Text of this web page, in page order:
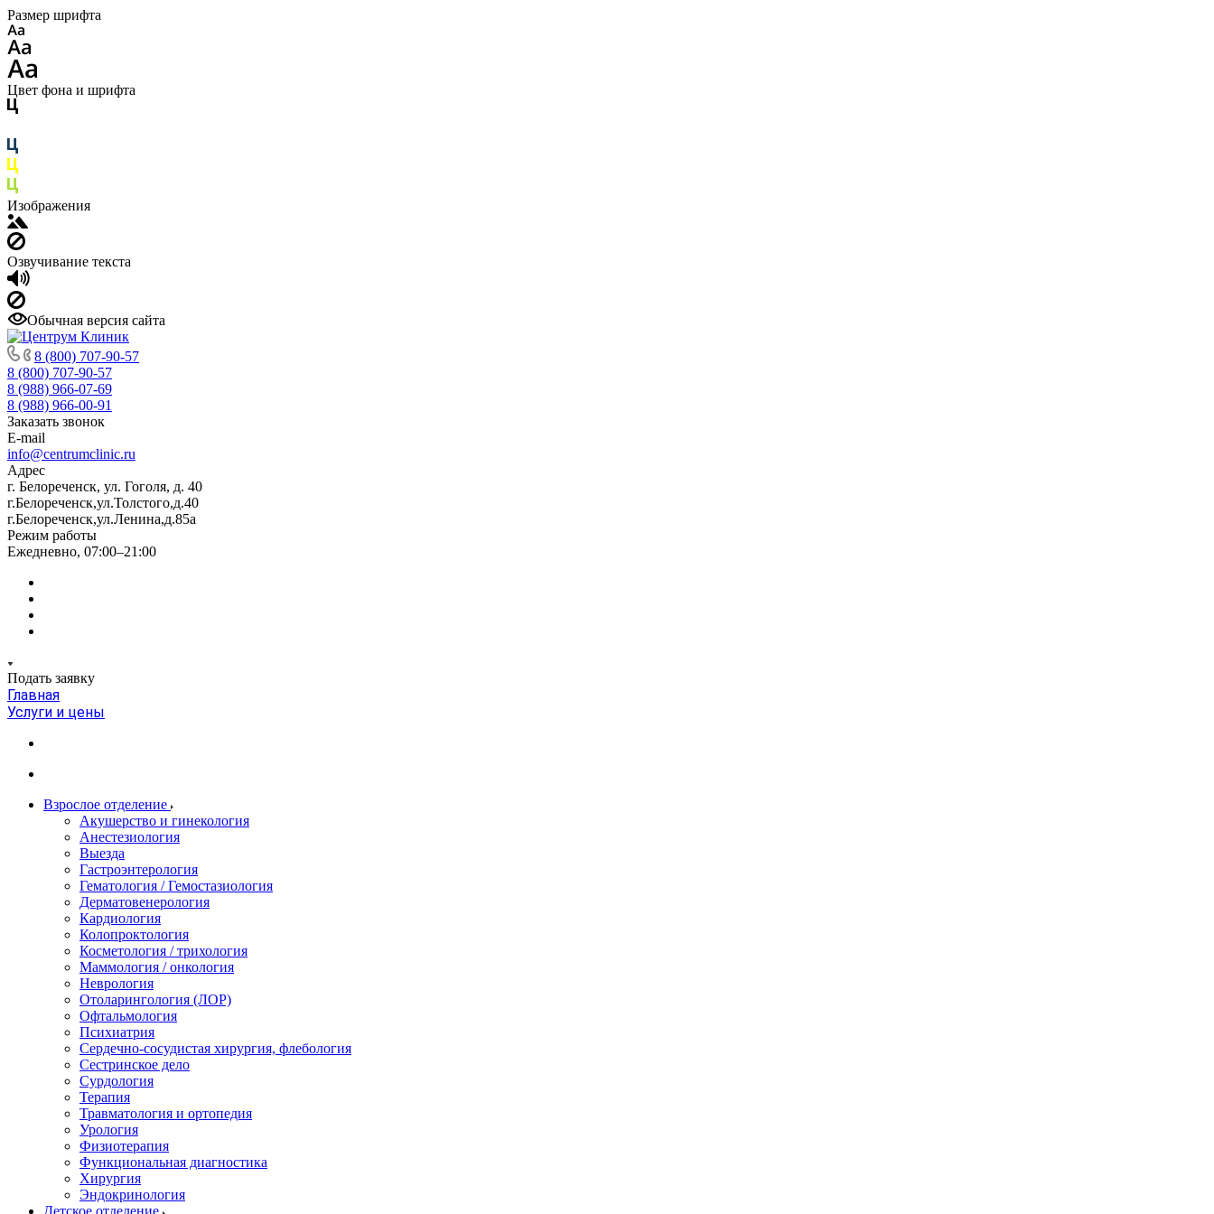
Размер шрифта
Цвет фона и шрифта
Изображения
Озвучивание текста
Обычная версия сайта
8 (800) 707-90-57
8 (800) 707-90-57
8 (988) 966-07-69
8 (988) 966-00-91
Заказать звонок
E-mail
info@centrumclinic.ru
Адрес
г. Белореченск, ул. Гоголя, д. 40
г.Белореченск,ул.Толстого,д.40
г.Белореченск,ул.Ленина,д.85а
Режим работы
Ежедневно, 07:00–21:00
Подать заявку
Главная
Услуги и цены
Взрослое отделение
Акушерство и гинекология
Анестезиология
Выезда
Гастроэнтерология
Гематология / Гемостазиология
Дерматовенерология
Кардиология
Колопроктология
Косметология / трихология
Маммология / онкология
Неврология
Отоларингология (ЛОР)
Офтальмология
Психиатрия
Сердечно-сосудистая хирургия, флебология
Сестринское дело
Сурдология
Терапия
Травматология и ортопедия
Урология
Физиотерапия
Функциональная диагностика
Хирургия
Эндокринология
Детское отделение